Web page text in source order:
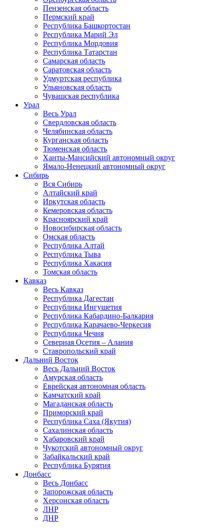
Пензенская область
Пермский край
Республика Башкортостан
Республика Марий Эл
Республика Мордовия
Республика Татарстан
Самарская область
Саратовская область
Удмуртская республика
Ульяновская область
Чувашская республика
Урал
Весь Урал
Свердловская область
Челябинская область
Курганская область
Тюменская область
Ханты-Мансийский автономный округ
Ямало-Ненецкий автономный округ
Сибирь
Вся Сибирь
Алтайский край
Иркутская область
Кемеровская область
Красноярский край
Новосибирская область
Омская область
Республика Алтай
Республика Тыва
Республика Хакасия
Томская область
Кавказ
Весь Кавказ
Республика Дагестан
Республика Ингушетия
Республика Кабардино-Балкария
Республика Карачаево-Черкесия
Республика Чечня
Северная Осетия – Алания
Ставропольский край
Дальний Восток
Весь Дальний Восток
Амурская область
Еврейская автономная область
Камчатский край
Магаданская область
Приморский край
Республика Саха (Якутия)
Сахалинская область
Хабаровский край
Чукотский автономный округ
Забайкальский край
Республика Бурятия
Донбасс
Весь Донбасс
Запорожская область
Херсонская область
ЛНР
ДНР